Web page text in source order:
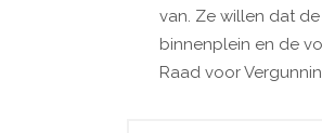
van. Ze willen dat
binnenplein en de
Raad voor